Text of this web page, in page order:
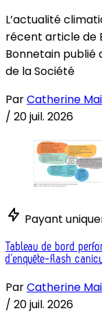
L’actualité
récent article de
Bonnetain publié
de la Société
ParCatherine
/ 20 juil. 2026
Payant
Tableau de bord
d’enquête-flash
ParCatherine
/ 20 juil. 2026